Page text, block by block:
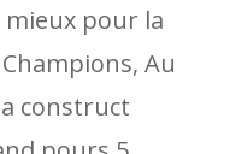
pour la
Au
construct